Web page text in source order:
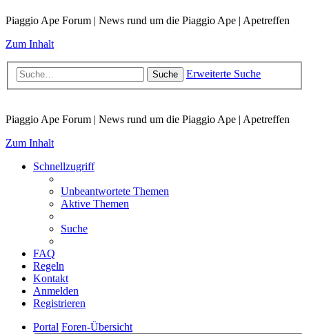
Piaggio Ape Forum | News rund um die Piaggio Ape | Apetreffen
Zum Inhalt
Suche Erweiterte Suche
Piaggio Ape Forum | News rund um die Piaggio Ape | Apetreffen
Zum Inhalt
Schnellzugriff
Unbeantwortete Themen
Aktive Themen
Suche
FAQ
Regeln
Kontakt
Anmelden
Registrieren
Portal Foren-Übersicht